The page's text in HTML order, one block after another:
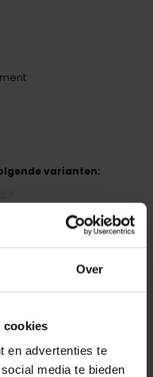
Over
cookies
en advertenties te
media te bieden
varianten: